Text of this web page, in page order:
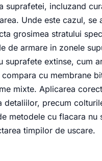
suprafetei, incluzand
Unde este cazul, se
grosimea stratului
de armare in zonele
suprafete extinse, cum
cu membrane
mixte. Aplicarea
detaliilor, precum
metodele cu flacara nu
timpilor de uscare.